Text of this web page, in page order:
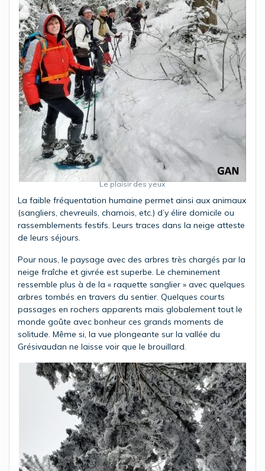
Le plaisir des yeux
La faible fréquentation humaine permet ainsi aux animaux
(sangliers, chevreuils, chamois, etc.) d’y élire domicile ou
rassemblements festifs. Leurs traces dans la neige atteste
de leurs séjours.
Pour nous, le paysage avec des arbres très chargés par la
neige fraîche et givrée est superbe. Le cheminement
ressemble plus à de la « raquette sanglier » avec quelques
arbres tombés en travers du sentier. Quelques courts
passages en rochers apparents mais globalement tout le
monde goûte avec bonheur ces grands moments de
solitude. Même si, la vue plongeante sur la vallée du
Grésivaudan ne laisse voir que le brouillard.